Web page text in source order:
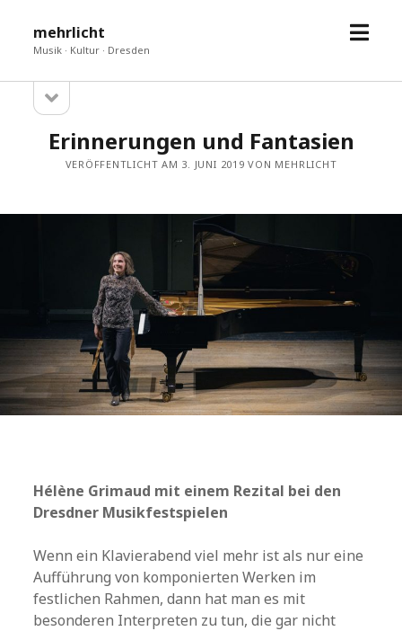
mehrlicht
Musik · Kultur · Dresden
Menü
Sidebar
öffnen
Erinnerungen und Fantasien
VERÖFFENTLICHT AM 3. JUNI 2019 VON MEHRLICHT
Hélène Grimaud mit einem Rezital bei den
Dresdner Musikfestspielen
Wenn ein Klavierabend viel mehr ist als nur eine
Aufführung von komponierten Werken im
festlichen Rahmen, dann hat man es mit
besonderen Interpreten zu tun, die gar nicht